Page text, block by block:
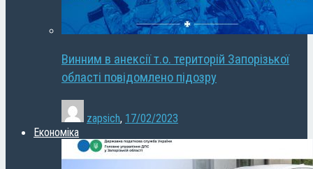
Винним в анексії т.о. територій Запорізької
області повідомлено підозру
zapsich, 17/02/2023
Економіка